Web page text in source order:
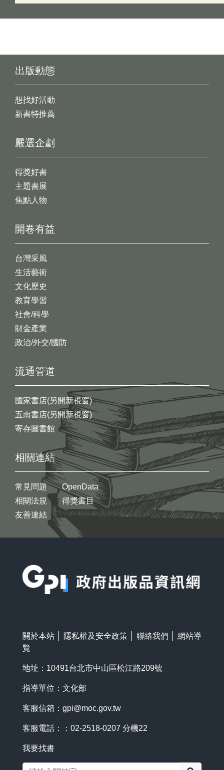
出版動態
想找好活動
新書特推薦
開卷有益
台灣采風
生活藝術
文化歷史
教育學習
社會/科學
財金產業
政治/外交/國防
嚴選企劃
得獎好書
主題書展
焦點人物
流通管道
國家書店(另開新視窗)
五南書店(另開新視窗)
寄存圖書館
相關連結
常見問題
相關法規
友善連結
OpenData
得獎書目
關於本站 隱私權及安全政策 聯絡我們
網站導
覽
地址：10491台北市中山區松江路209號
指導單位：文化部
客服信箱： gpi@moc.gov.tw
客服電話：：02-2518-0207 分機22
我要找書